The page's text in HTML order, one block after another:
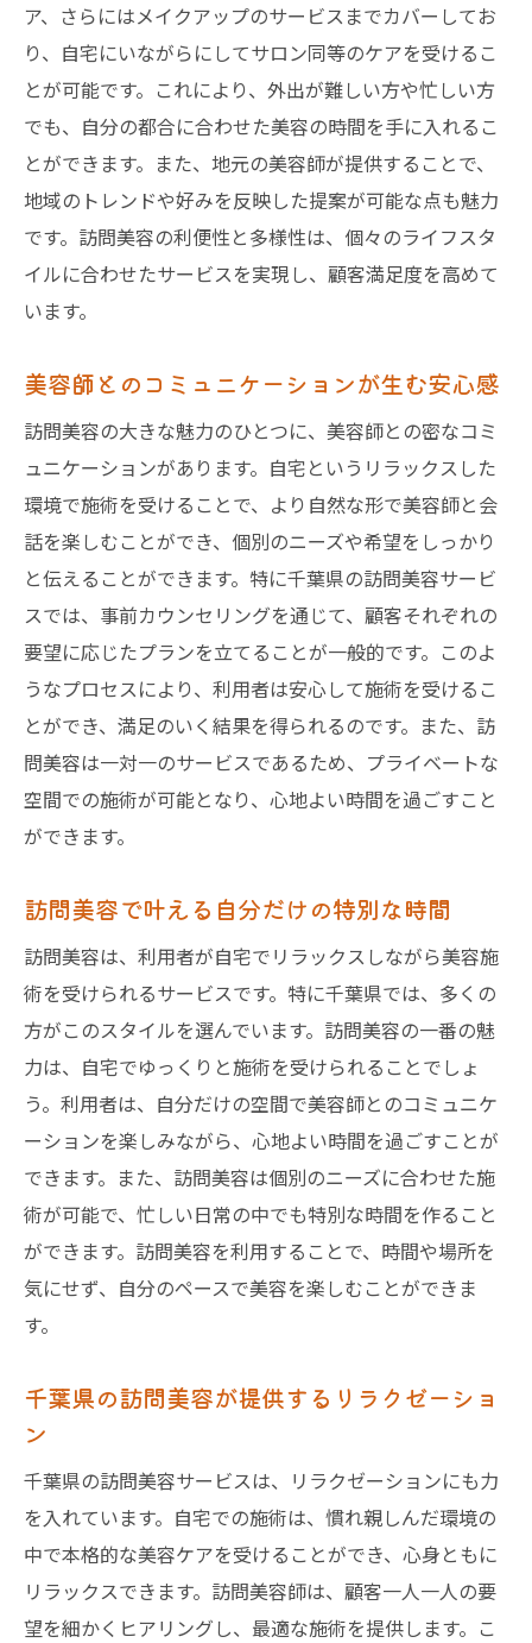
ア、さらにはメイクアップのサービスまでカバーしてお
り、自宅にいながらにしてサロン同等のケアを受けるこ
とが可能です。これにより、外出が難しい方や忙しい方
でも、自分の都合に合わせた美容の時間を手に入れるこ
とができます。また、地元の美容師が提供することで、
地域のトレンドや好みを反映した提案が可能な点も魅力
です。訪問美容の利便性と多様性は、個々のライフスタ
イルに合わせたサービスを実現し、顧客満足度を高めて
います。
美容師とのコミュニケーションが生む安心感
訪問美容の大きな魅力のひとつに、美容師との密なコミ
ュニケーションがあります。自宅というリラックスした
環境で施術を受けることで、より自然な形で美容師と会
話を楽しむことができ、個別のニーズや希望をしっかり
と伝えることができます。特に千葉県の訪問美容サービ
スでは、事前カウンセリングを通じて、顧客それぞれの
要望に応じたプランを立てることが一般的です。このよ
うなプロセスにより、利用者は安心して施術を受けるこ
とができ、満足のいく結果を得られるのです。また、訪
問美容は一対一のサービスであるため、プライベートな
空間での施術が可能となり、心地よい時間を過ごすこと
ができます。
訪問美容で叶える自分だけの特別な時間
訪問美容は、利用者が自宅でリラックスしながら美容施
術を受けられるサービスです。特に千葉県では、多くの
方がこのスタイルを選んでいます。訪問美容の一番の魅
力は、自宅でゆっくりと施術を受けられることでしょ
う。利用者は、自分だけの空間で美容師とのコミュニケ
ーションを楽しみながら、心地よい時間を過ごすことが
できます。また、訪問美容は個別のニーズに合わせた施
術が可能で、忙しい日常の中でも特別な時間を作ること
ができます。訪問美容を利用することで、時間や場所を
気にせず、自分のペースで美容を楽しむことができま
す。
千葉県の訪問美容が提供するリラクゼーショ
ン
千葉県の訪問美容サービスは、リラクゼーションにも力
を入れています。自宅での施術は、慣れ親しんだ環境の
中で本格的な美容ケアを受けることができ、心身ともに
リラックスできます。訪問美容師は、顧客一人一人の要
望を細かくヒアリングし、最適な施術を提供します。こ